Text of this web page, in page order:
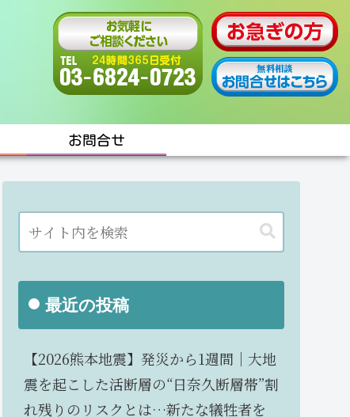
お問合せ
最近の投稿
【2026熊本地震】発災から1週間｜大地
震を起こした活断層の“日奈久断層帯”割
れ残りのリスクとは…新たな犠牲者を